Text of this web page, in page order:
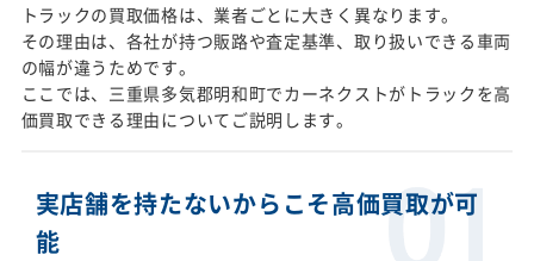
トラックの買取価格は、業者ごとに大きく異なります。
その理由は、各社が持つ販路や査定基準、取り扱いできる車両
の幅が違うためです。
ここでは、三重県多気郡明和町でカーネクストがトラックを高
価買取できる理由についてご説明します。
実店舗を持たないからこそ高価買取が可
能